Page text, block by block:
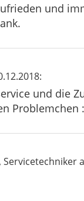
und
und die
Problemchen
, Servicetechniker